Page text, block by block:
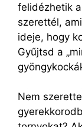
felidézhetik
szerettél,
ideje, hogy
Gyűjtsd a
Nem